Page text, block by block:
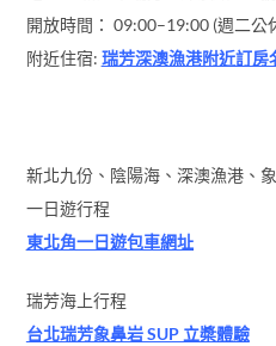
開放時間： 09:00–19:00 (週二公
附近住宿: 瑞芳深澳漁港附近訂房
新北九份、陰陽海、深澳漁港、
一日遊行程
東北角一日遊包車網址
瑞芳海上行程
台北瑞芳象鼻岩 SUP 立槳體驗